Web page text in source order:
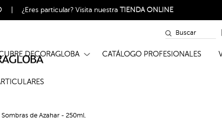
¿Eres particular?Visita nuestraTIENDA ONLINE
DECORAGLOBA CATÁLOGO PROFESIONALES
de Azahar - 250ml.